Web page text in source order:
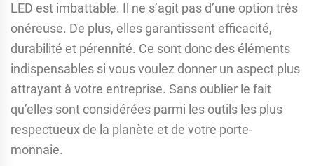
LED est imbattable. Il ne s’agit pas d’une option très
onéreuse. De plus, elles garantissent efficacité,
durabilité et pérennité. Ce sont donc des éléments
indispensables si vous voulez donner un aspect plus
attrayant à votre entreprise. Sans oublier le fait
qu’elles sont considérées parmi les outils les plus
respectueux de la planète et de votre porte-
monnaie.